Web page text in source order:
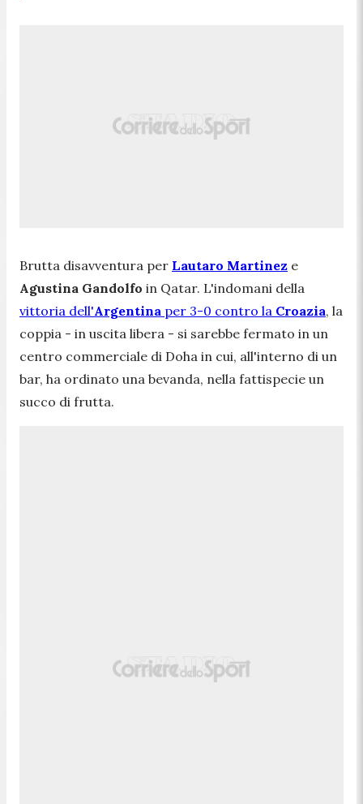
Brutta disavventura per Lautaro Martinez e
Agustina Gandolfo in Qatar. L'indomani della
vittoria dell'Argentina per 3-0 contro la Croazia, la
coppia - in uscita libera - si sarebbe fermato in un
centro commerciale di Doha in cui, all'interno di un
bar, ha ordinato una bevanda, nella fattispecie un
succo di frutta.